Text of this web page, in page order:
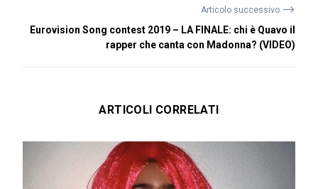
Articolo successivo ⟶
Eurovision Song contest 2019 – LA FINALE: chi è Quavo il
rapper che canta con Madonna? (VIDEO)
ARTICOLI CORRELATI